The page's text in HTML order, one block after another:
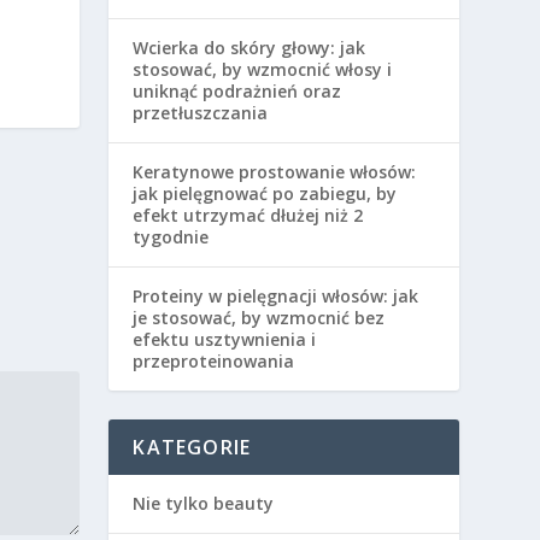
Wcierka do skóry głowy: jak
stosować, by wzmocnić włosy i
uniknąć podrażnień oraz
przetłuszczania
Keratynowe prostowanie włosów:
jak pielęgnować po zabiegu, by
efekt utrzymać dłużej niż 2
tygodnie
Proteiny w pielęgnacji włosów: jak
je stosować, by wzmocnić bez
efektu usztywnienia i
przeproteinowania
KATEGORIE
Nie tylko beauty